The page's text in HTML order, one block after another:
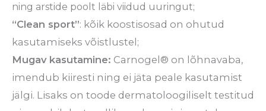
ning arstide poolt läbi viidud uuringut;
“Clean sport”: kõik koostisosad on ohutud
kasutamiseks võistlustel;
Mugav kasutamine: Carnogel® on lõhnavaba,
imendub kiiresti ning ei jäta peale kasutamist
jälgi. Lisaks on toode dermatoloogiliselt testitud